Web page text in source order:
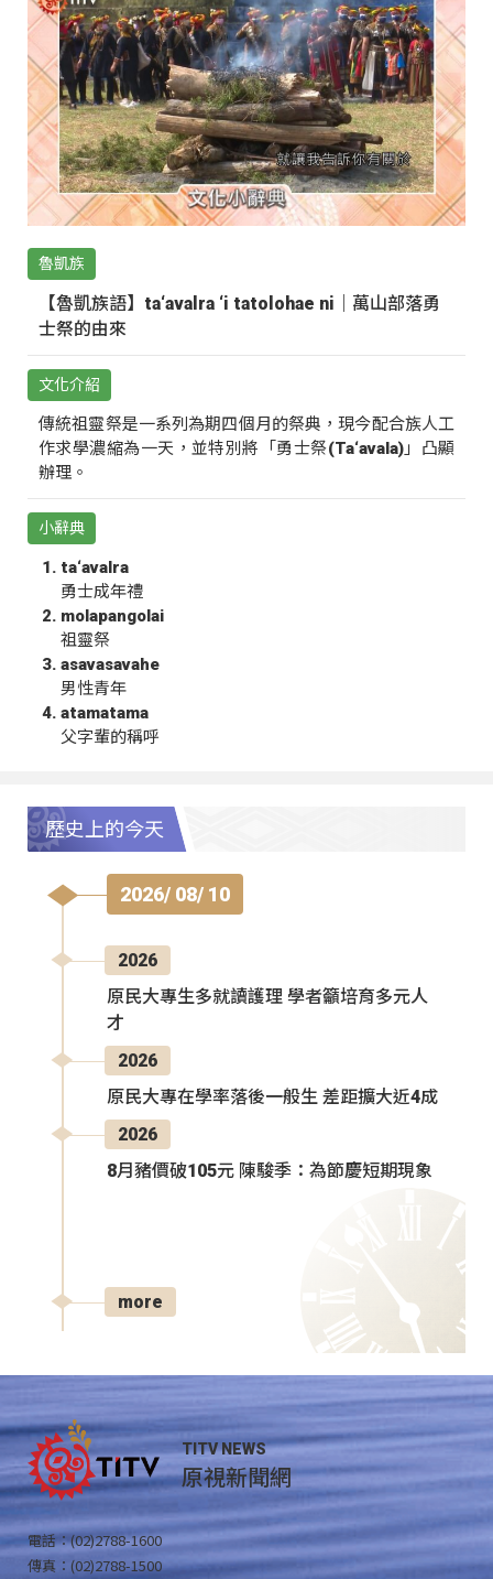
魯凱族
【魯凱族語】ta‘avalra ‘i tatolohae ni｜萬山部落勇
士祭的由來
文化介紹
傳統祖靈祭是一系列為期四個月的祭典，現今配合族人工
作求學濃縮為一天，並特別將「勇士祭(Ta‘avala)」凸顯
辦理。
小辭典
ta‘avalra
勇士成年禮
molapangolai
祖靈祭
asavasavahe
男性青年
atamatama
父字輩的稱呼
歷史上的今天
2026/ 08/ 10
2026
原民大專生多就讀護理 學者籲培育多元人
才
2026
原民大專在學率落後一般生 差距擴大近4成
2026
8月豬價破105元 陳駿季：為節慶短期現象
more
TITV NEWS
原視新聞網
電話：(02)2788-1600
傳真：(02)2788-1500